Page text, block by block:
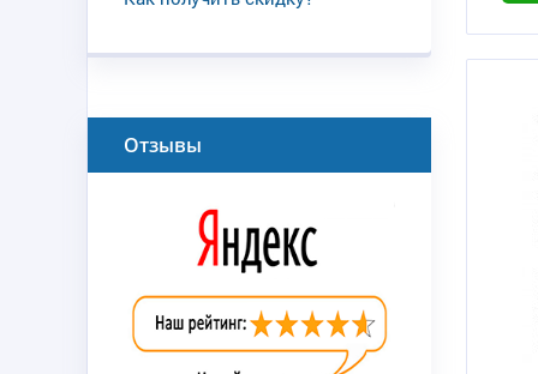
Отзывы